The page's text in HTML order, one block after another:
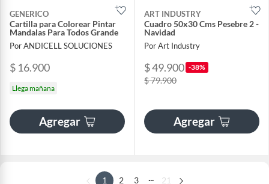
GENERICO
Cartilla para Colorear Pintar
Mandalas Para Todos Grande
Por ANDICELL SOLUCIONES
$ 16.900
Llega mañana
Agregar
ART INDUSTRY
Cuadro 50x30 Cms Pesebre 2 -
Navidad
Por Art Industry
$ 49.900 -38%
$ 79.900
Agregar
1 2 3 ... 21